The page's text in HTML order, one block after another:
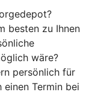
besten zu Ihnen
wäre?
persönlich für
einen Termin bei